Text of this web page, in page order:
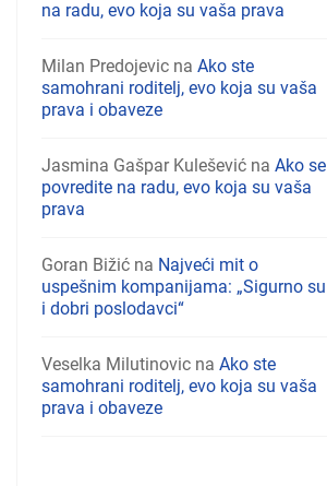
na radu, evo koja su vaša prava
Milan Predojevic na Ako ste
samohrani roditelj, evo koja su vaša
prava i obaveze
Jasmina Gašpar Kulešević na Ako se
povredite na radu, evo koja su vaša
prava
Goran Bižić na Najveći mit o
uspešnim kompanijama: „Sigurno su
i dobri poslodavci“
Veselka Milutinovic na Ako ste
samohrani roditelj, evo koja su vaša
prava i obaveze